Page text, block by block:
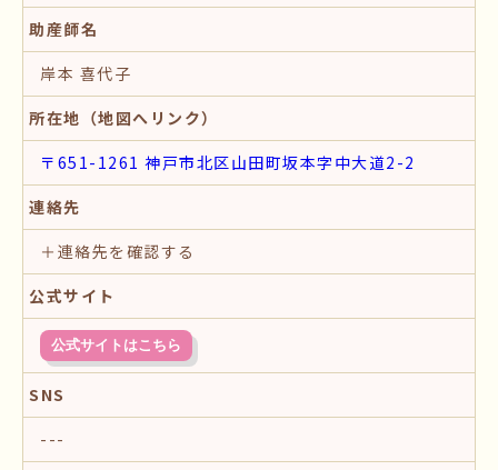
助産師名
岸本 喜代子
所在地（地図へリンク）
〒651-1261 神戸市北区山田町坂本字中大道2-2
連絡先
＋連絡先を確認する
公式サイト
公式サイトはこちら
SNS
---